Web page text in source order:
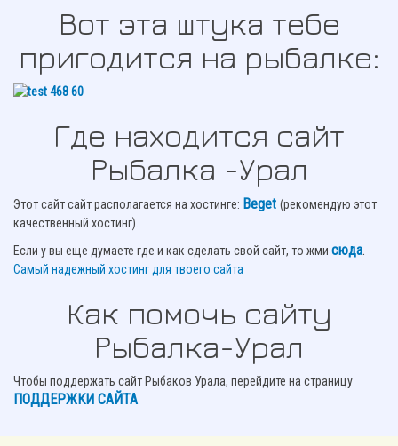
Вот эта штука тебе
пригодится на рыбалке:
Где находится сайт
Рыбалка -Урал
Этот сайт сайт располагается на хостинге: Beget (рекомендую этот
качественный хостинг).
Если у вы еще думаете где и как сделать свой сайт, то жми сюда.
Самый надежный хостинг для твоего сайта
Как помочь сайту
Рыбалка-Урал
Чтобы поддержать сайт Рыбаков Урала, перейдите на страницу
ПОДДЕРЖКИ САЙТА